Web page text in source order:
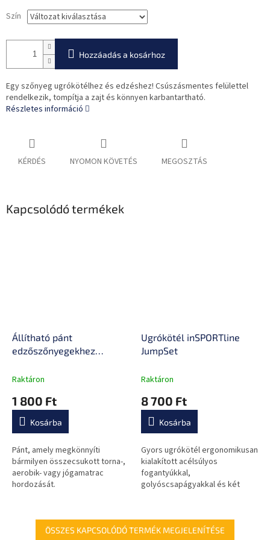
Szín
Hozzáadás a kosárhoz
Egy szőnyeg ugrókötélhez és edzéshez! Csúszásmentes felülettel
rendelkezik, tompítja a zajt és könnyen karbantartható.
Részletes információ
KÉRDÉS NYOMON KÖVETÉS MEGOSZTÁS
Kapcsolódó termékek
Állítható pánt
edzőszőnyegekhez
torna-, aerobik- vagy
Raktáron
1 800 Ft
Kosárba
Pánt, amely megkönnyíti
bármilyen összecsukott torna-,
aerobik- vagy jógamatrac
hordozását.
Ugrókötél inSPORTline
JumpSet
Raktáron
8 700 Ft
Kosárba
Gyors ugrókötél ergonomikusan
kialakított acélsúlyos
fogantyúkkal,
golyóscsapágyakkal és két
ÖSSZES KAPCSOLÓDÓ TERMÉK MEGJELENÍTÉSE